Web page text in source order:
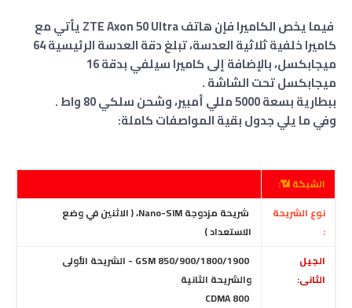
فيما يخص الكاميرا فإن هاتف ZTE Axon 50 Ultra يأتي مع
كاميرا خلفية ثلاثية العدسة، تبلغ دقة العدسة الرئيسية 64
ميجابكسل، بالإضافة إلى كاميرا سيلفي بدقة 16
ميجابكسل تحت الشاشة .
ببطارية بسعة 5000 مللي أمبير، وشحن سلكي 80 واط .
وفي ما يلي جدول بقية المواصفات كاملة:
الشبكة 📶:
نوع الشريحة
:
شريحة مزدوجة Nano-SIM، ( الاثنين في وضع
الاستعداد )
الجيل
الثانى:
GSM 850/900/1800/1900 - الشريحة الأولى
والشريحة الثانية
CDMA 800